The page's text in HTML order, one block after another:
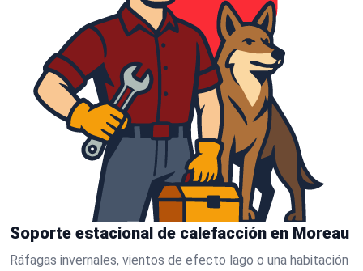
Soporte estacional de calefacción en Moreau
Ráfagas invernales, vientos de efecto lago o una habitación